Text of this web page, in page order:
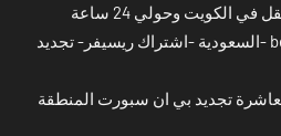
الكويت وحولي 24 ساعة
بي ان سبورت - bein sport -السعودية -اشتراك ريسيفر- تجديد
تجديد بي ان سبورت المنطقة